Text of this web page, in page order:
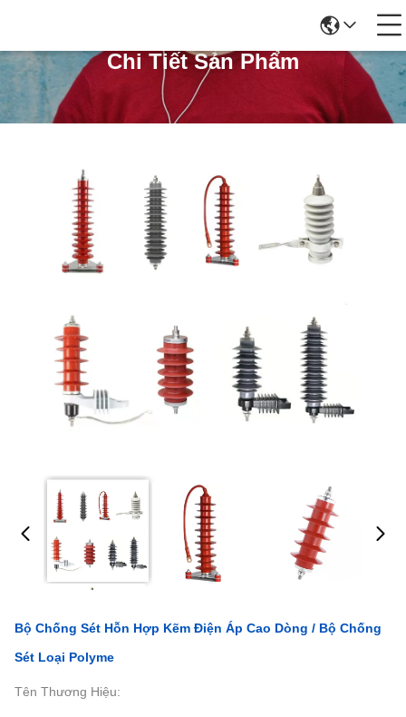
Chi Tiết Sản Phẩm
Bộ Chống Sét Hỗn Hợp Kẽm Điện Áp Cao Dòng / Bộ Chống
Sét Loại Polyme
Tên Thương Hiệu: